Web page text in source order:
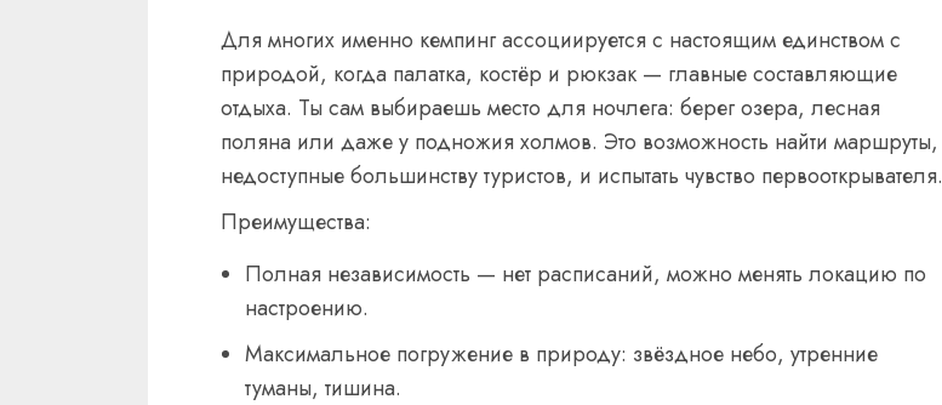
Для многих именно кемпинг ассоциируется с настоящим единством с
природой, когда палатка, костёр и рюкзак — главные составляющие
отдыха. Ты сам выбираешь место для ночлега: берег озера, лесная
поляна или даже у подножия холмов. Это возможность найти маршруты,
недоступные большинству туристов, и испытать чувство первооткрывателя.
Преимущества:
Полная независимость — нет расписаний, можно менять локацию по
настроению.
Максимальное погружение в природу: звёздное небо, утренние
туманы, тишина.